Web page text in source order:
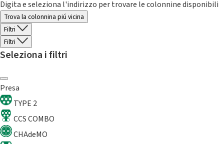
Digita e seleziona l'indirizzo per trovare le colonnine disponibili
Trova la colonnina piú vicina
Filtri
Filtri
Seleziona i filtri
Presa
TYPE 2
CCS COMBO
CHAdeMO